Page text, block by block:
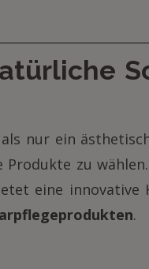
nur ein
zu
eine innovative
.